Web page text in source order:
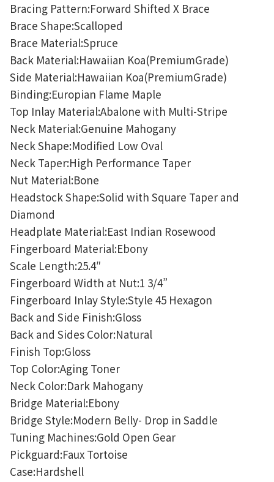
Bracing Pattern:Forward Shifted X Brace
Brace Shape:Scalloped
Brace Material:Spruce
Back Material:Hawaiian Koa(PremiumGrade)
Side Material:Hawaiian Koa(PremiumGrade)
Binding:Europian Flame Maple
Top Inlay Material:Abalone with Multi-Stripe
Neck Material:Genuine Mahogany
Neck Shape:Modified Low Oval
Neck Taper:High Performance Taper
Nut Material:Bone
Headstock Shape:Solid with Square Taper and
Diamond
Headplate Material:East Indian Rosewood
Fingerboard Material:Ebony
Scale Length:25.4″
Fingerboard Width at Nut:1 3/4”
Fingerboard Inlay Style:Style 45 Hexagon
Back and Side Finish:Gloss
Back and Sides Color:Natural
Finish Top:Gloss
Top Color:Aging Toner
Neck Color:Dark Mahogany
Bridge Material:Ebony
Bridge Style:Modern Belly- Drop in Saddle
Tuning Machines:Gold Open Gear
Pickguard:Faux Tortoise
Case:Hardshell